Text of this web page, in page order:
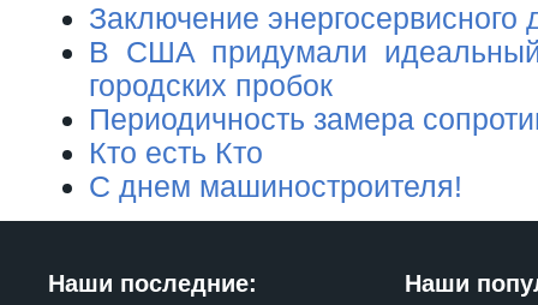
Заключение энергосервисного
В США придумали
городских пробок
Периодичность замера
Кто есть Кто
С днем машиностроителя!
Наши последние: Наши